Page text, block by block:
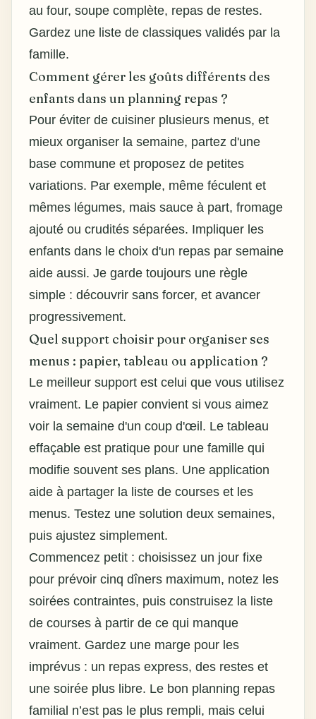
au four, soupe complète, repas de restes.
Gardez une liste de classiques validés par la
famille.
Comment gérer les goûts différents des
enfants dans un planning repas ?
Pour éviter de cuisiner plusieurs menus, et
mieux organiser la semaine, partez d'une
base commune et proposez de petites
variations. Par exemple, même féculent et
mêmes légumes, mais sauce à part, fromage
ajouté ou crudités séparées. Impliquer les
enfants dans le choix d'un repas par semaine
aide aussi. Je garde toujours une règle
simple : découvrir sans forcer, et avancer
progressivement.
Quel support choisir pour organiser ses
menus : papier, tableau ou application ?
Le meilleur support est celui que vous utilisez
vraiment. Le papier convient si vous aimez
voir la semaine d'un coup d'œil. Le tableau
effaçable est pratique pour une famille qui
modifie souvent ses plans. Une application
aide à partager la liste de courses et les
menus. Testez une solution deux semaines,
puis ajustez simplement.
Commencez petit : choisissez un jour fixe
pour prévoir cinq dîners maximum, notez les
soirées contraintes, puis construisez la liste
de courses à partir de ce qui manque
vraiment. Gardez une marge pour les
imprévus : un repas express, des restes et
une soirée plus libre. Le bon planning repas
familial n’est pas le plus rempli, mais celui